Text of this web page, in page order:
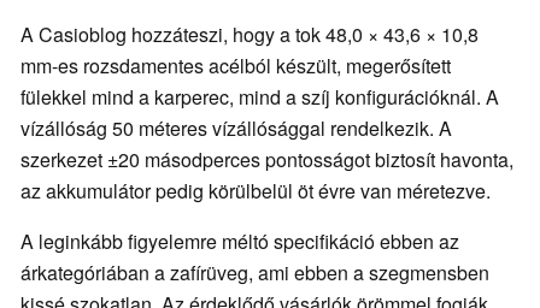
A Casioblog hozzáteszi, hogy a tok 48,0 × 43,6 × 10,8
mm-es rozsdamentes acélból készült, megerősített
fülekkel mind a karperec, mind a szíj konfigurációknál. A
vízállóság 50 méteres vízállósággal rendelkezik. A
szerkezet ±20 másodperces pontosságot biztosít havonta,
az akkumulátor pedig körülbelül öt évre van méretezve.
A leginkább figyelemre méltó specifikáció ebben az
árkategóriában a zafírüveg, ami ebben a szegmensben